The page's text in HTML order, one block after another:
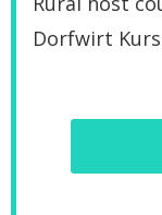
Dorfwirt Kurs